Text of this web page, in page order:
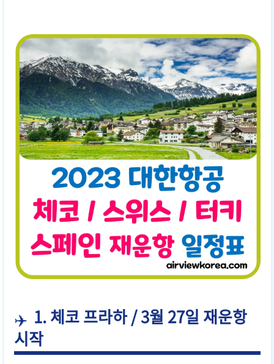
1. 체코 프라하 / 3월 27일 재운항
시작